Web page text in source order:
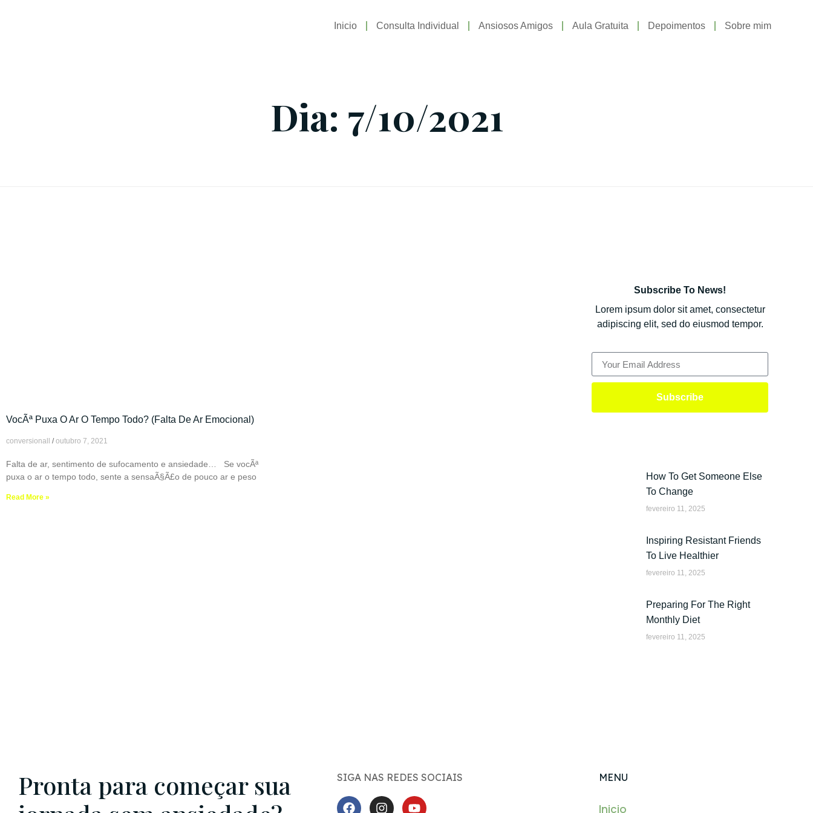
Inicio Consulta Individual Ansiosos Amigos Aula Gratuita Depoimentos Sobre mim
Dia: 7/10/2021
VocÃª Puxa O Ar O Tempo Todo? (Falta De Ar Emocional)
conversionall outubro 7, 2021
Falta de ar, sentimento de sufocamento e ansiedade… Se vocÃª
puxa o ar o tempo todo, sente a sensaÃ§Ã£o de pouco ar e peso
Read More »
Subscribe To News!
Lorem ipsum dolor sit amet, consectetur
adipiscing elit, sed do eiusmod tempor.
Subscribe
How To Get Someone Else
To Change
fevereiro 11, 2025
Inspiring Resistant Friends
To Live Healthier
fevereiro 11, 2025
Preparing For The Right
Monthly Diet
fevereiro 11, 2025
Pronta para começar sua
SIGA NAS REDES SOCIAIS MENU
Inicio